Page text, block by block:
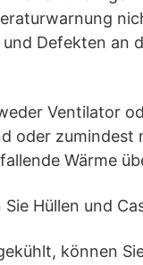
Defekten an
Ventilator
oder
Wärme
Hüllen und
können